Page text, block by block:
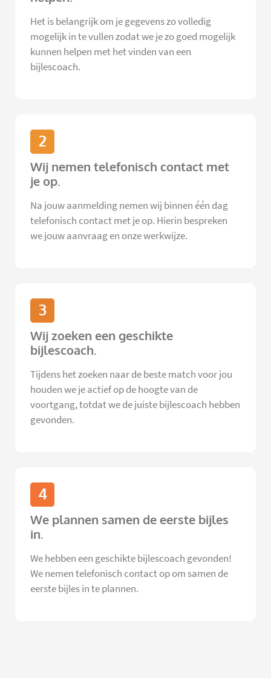
Het is belangrijk om je gegevens zo volledig
mogelijk in te vullen zodat we je zo goed mogelijk
kunnen helpen met het vinden van een
bijlescoach.
2
Wij nemen telefonisch contact met
je op.
Na jouw aanmelding nemen wij binnen één dag
telefonisch contact met je op. Hierin bespreken
we jouw aanvraag en onze werkwijze.
3
Wij zoeken een geschikte
bijlescoach.
Tijdens het zoeken naar de beste match voor jou
houden we je actief op de hoogte van de
voortgang, totdat we de juiste bijlescoach hebben
gevonden.
4
We plannen samen de eerste bijles
in.
We hebben een geschikte bijlescoach gevonden!
We nemen telefonisch contact op om samen de
eerste bijles in te plannen.